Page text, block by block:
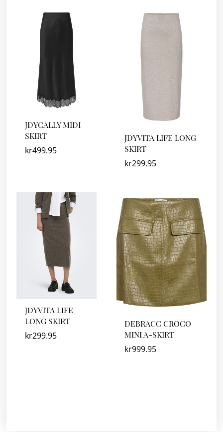
JDYCALLY MIDI
SKIRT
kr499.95
JDYVITA LIFE LONG
SKIRT
kr299.95
JDYVITA LIFE
LONG SKIRT
kr299.95
DEBRACC CROCO
MINI A-SKIRT
kr999.95